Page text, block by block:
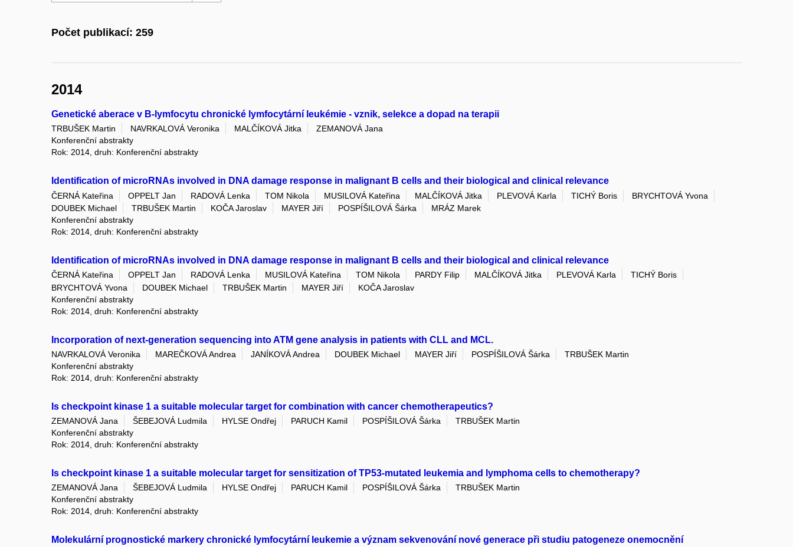
Počet publikací: 259
2014
Genetické aberace v B-lymfocytu chronické lymfocytární leukémie - vznik, selekce a dopad na terapii
TRBUŠEK Martin NAVRKALOVÁ Veronika MALČÍKOVÁ Jitka
ZEMANOVÁ Jana
Konferenční abstrakty
Rok: 2014, druh: Konferenční abstrakty
Identification of microRNAs involved in DNA damage response in malignant B cells and their biological and clinical relevance
ČERNÁ Kateřina OPPELT Jan RADOVÁ Lenka TOM Nikola MUSILOVÁ Kateřina MALČÍKOVÁ Jitka PLEVOVÁ Karla TICHÝ Boris
BRYCHTOVÁ Yvona
DOUBEK Michael
TRBUŠEK Martin KOČA Jaroslav MAYER Jiří POSPÍŠILOVÁ Šárka
MRÁZ Marek
Konferenční abstrakty
Rok: 2014, druh: Konferenční abstrakty
Identification of microRNAs involved in DNA damage response in malignant B cells and their biological and clinical relevance
ČERNÁ Kateřina OPPELT Jan RADOVÁ Lenka MUSILOVÁ Kateřina TOM Nikola PARDY Filip MALČÍKOVÁ Jitka PLEVOVÁ Karla
TICHÝ Boris
BRYCHTOVÁ Yvona
DOUBEK Michael TRBUŠEK Martin MAYER Jiří
KOČA Jaroslav
Konferenční abstrakty
Rok: 2014, druh: Konferenční abstrakty
Incorporation of next-generation sequencing into ATM gene analysis in patients with CLL and MCL.
NAVRKALOVÁ Veronika MAREČKOVÁ Andrea JANÍKOVÁ Andrea DOUBEK Michael MAYER Jiří POSPÍŠILOVÁ Šárka
TRBUŠEK Martin
Konferenční abstrakty
Rok: 2014, druh: Konferenční abstrakty
Is checkpoint kinase 1 a suitable molecular target for combination with cancer chemotherapeutics?
ZEMANOVÁ Jana ŠEBEJOVÁ Ludmila HYLSE Ondřej PARUCH Kamil POSPÍŠILOVÁ Šárka
TRBUŠEK Martin
Konferenční abstrakty
Rok: 2014, druh: Konferenční abstrakty
Is checkpoint kinase 1 a suitable molecular target for sensitization of TP53-mutated leukemia and lymphoma cells to chemotherapy?
ZEMANOVÁ Jana ŠEBEJOVÁ Ludmila HYLSE Ondřej PARUCH Kamil POSPÍŠILOVÁ Šárka
TRBUŠEK Martin
Konferenční abstrakty
Rok: 2014, druh: Konferenční abstrakty
Molekulární prognostické markery chronické lymfocytární leukemie a význam sekvenování nové generace při studiu patogeneze onemocnění